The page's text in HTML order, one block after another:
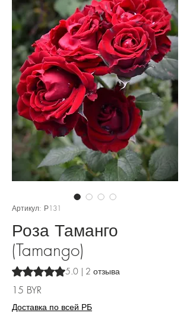
Артикул: Р131
Роза Таманго
(Tamango)
Оценка 5.0 из пяти звезд на основе 2
5.0 | 2 отзыва
15 BYR
Доставка по всей РБ